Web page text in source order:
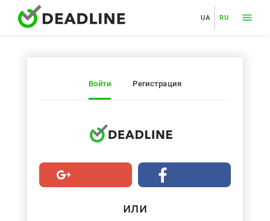
UA RU
Войти Регистрация
или